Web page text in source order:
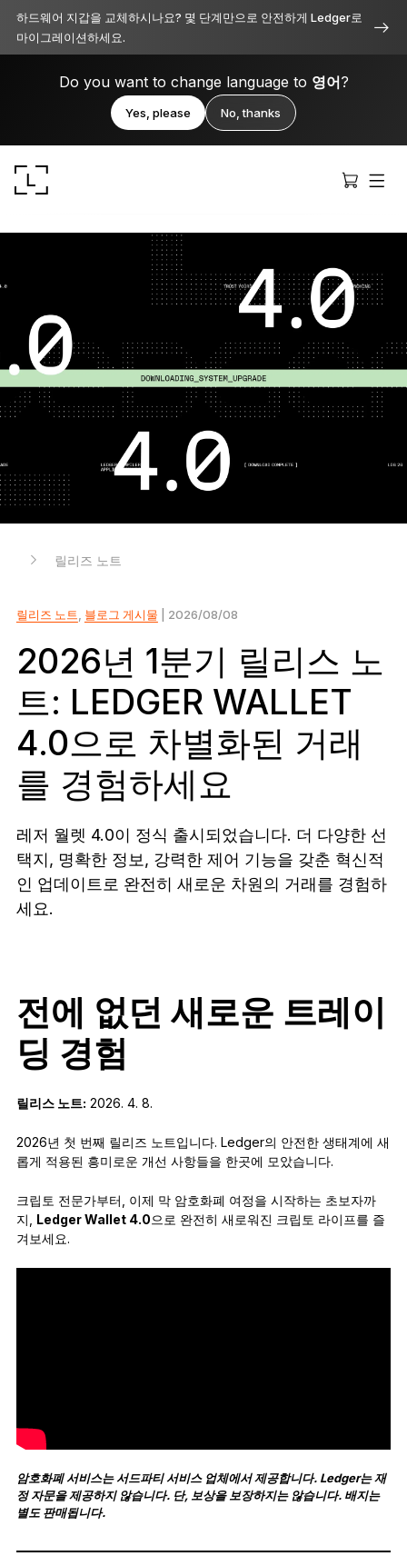
하드웨어 지갑을 교체하시나요? 몇 단계만으로 안전하게 Ledger로
마이그레이션하세요.
Do you want to change language to 영어?
Yes, please No, thanks
모든 면에서 프리미엄급 보안
Ledger Flex™
보안의 새로운 표준
Ledger Nano
Gen5
믿을 수 있는 강력한 백업
모두 보기
하드웨어 지갑
번들 및 팩
액세서리
복구 솔루션
한정판
릴리즈 노트
릴리즈 노트 블로그 게시물 | 2026/08/08
2026년 1분기 릴리스 노
트: LEDGER WALLET
4.0으로 차별화된 거래
를 경험하세요
레저 월렛 4.0이 정식 출시되었습니다. 더 다양한 선
택지, 명확한 정보, 강력한 제어 기능을 갖춘 혁신적
인 업데이트로 완전히 새로운 차원의 거래를 경험하
세요.
전에 없던 새로운 트레이
딩 경험
릴리스 노트: 2026. 4. 8.
2026년 첫 번째 릴리즈 노트입니다. Ledger의 안전한 생태계에 새
롭게 적용된 흥미로운 개선 사항들을 한곳에 모았습니다.
크립토 전문가부터, 이제 막 암호화폐 여정을 시작하는 초보자까
지, Ledger Wallet 4.0으로 완전히 새로워진 크립토 라이프를 즐
겨보세요.
암호화폐 서비스는 서드파티 서비스 업체에서 제공합니다. Ledger는 재
정 자문을 제공하지 않습니다. 단, 보상을 보장하지는 않습니다. 배지는
별도 판매됩니다.